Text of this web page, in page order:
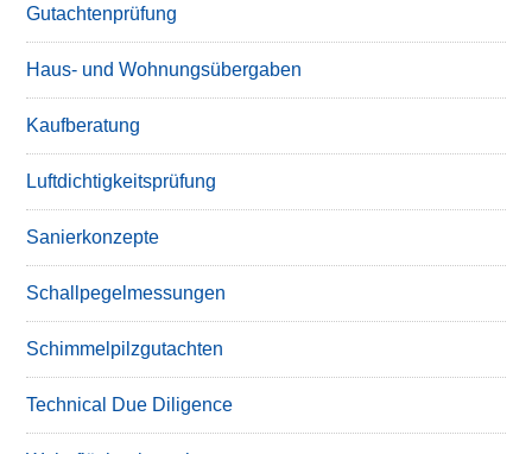
Gutachtenprüfung
Haus- und Wohnungsübergaben
Kaufberatung
Luftdichtigkeitsprüfung
Sanierkonzepte
Schallpegelmessungen
Schimmelpilzgutachten
Technical Due Diligence